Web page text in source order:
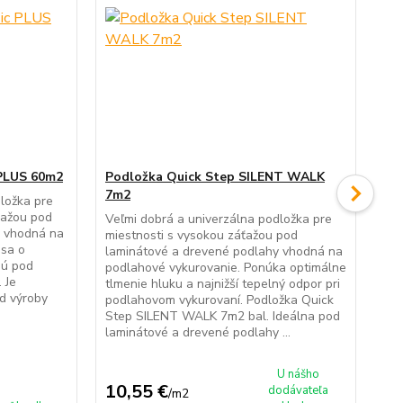
60m2
pre
pod
na
o
pod
výroby
Podložka Quick Step SILENT WALK
7m2
Veľmi dobrá a univerzálna podložka pre
miestnosti s vysokou záťažou pod
laminátové a drevené podlahy vhodná na
podlahové vykurovanie. Ponúka optimálne
tlmenie hluku a najnižší tepelný odpor pri
podlahovom vykurovaní. Podložka Quick
Step SILENT WALK 7m2 bal. Ideálna pod
laminátové a drevené podlahy ...
10,55 €/m2
U nášho
dodávateľa